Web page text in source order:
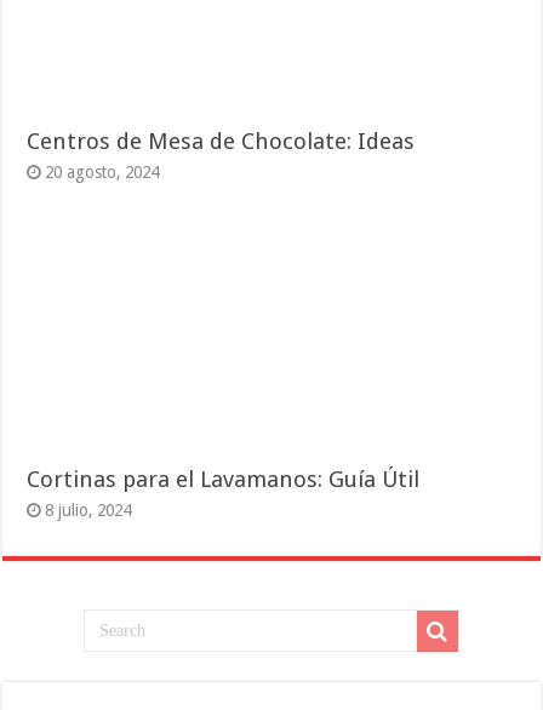
Centros de Mesa de Chocolate: Ideas
20 agosto, 2024
Cortinas para el Lavamanos: Guía Útil
8 julio, 2024